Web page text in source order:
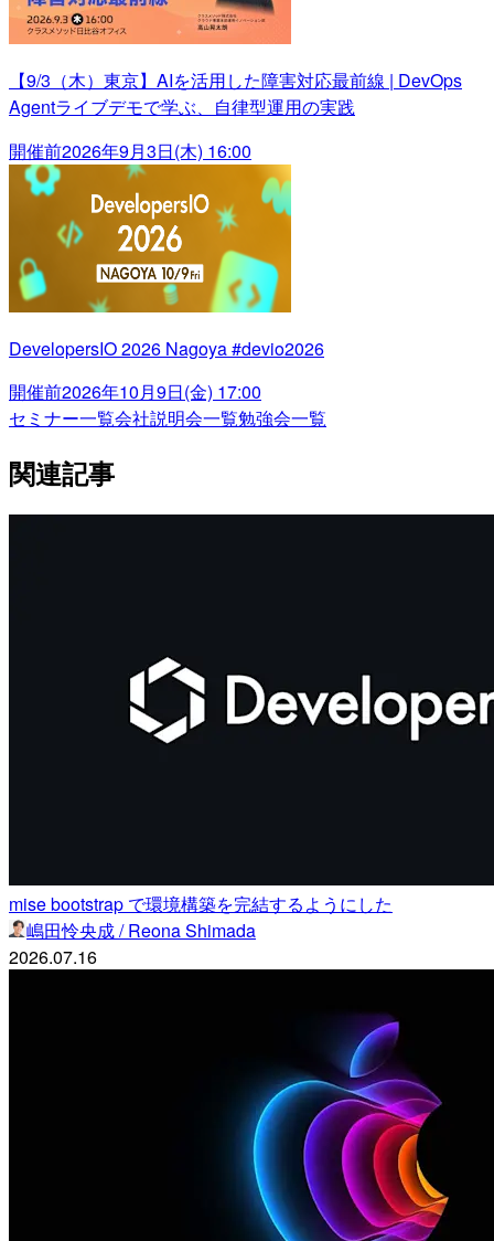
【9/3（木）東京】AIを活用した障害対応最前線 | DevOps
Agentライブデモで学ぶ、自律型運用の実践
開催前2026年9月3日(木) 16:00
DevelopersIO 2026 Nagoya #devio2026
開催前2026年10月9日(金) 17:00
セミナー一覧会社説明会一覧勉強会一覧
関連記事
mise bootstrap で環境構築を完結するようにした
嶋田怜央成 / Reona Shimada
2026.07.16